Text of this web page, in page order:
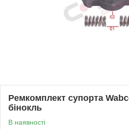
Ремкомплект супорта
бінокль
В наявності